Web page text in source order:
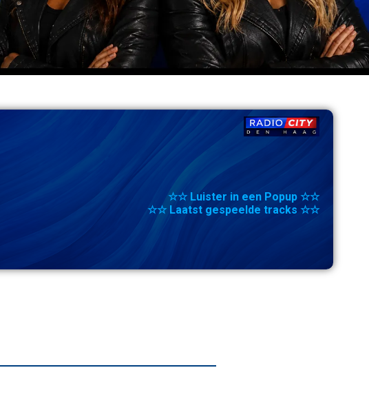
☆☆ Luister in een Popup ☆☆
☆☆ Laatst gespeelde tracks ☆☆